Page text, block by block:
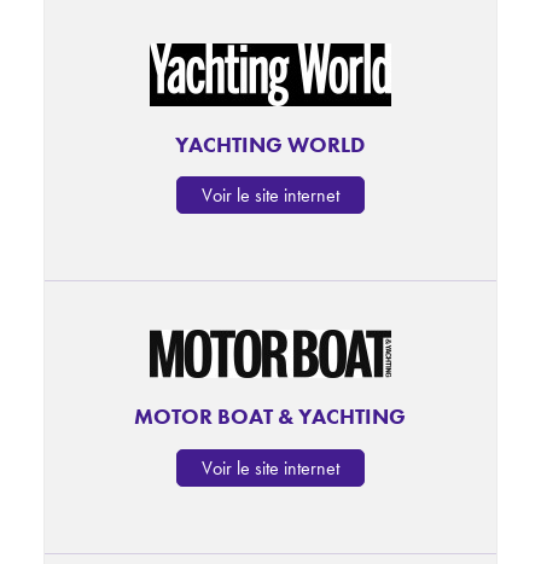
YACHTING WORLD
Voir le site internet
MOTOR BOAT & YACHTING
Voir le site internet